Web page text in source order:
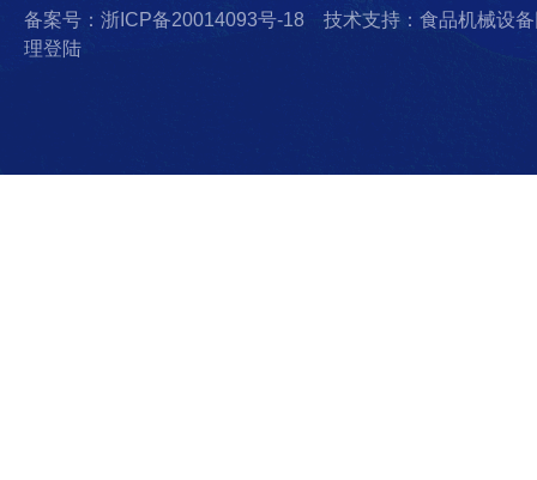
备案号：浙ICP备20014093号-18
技术支持：食品机械设
理登陆